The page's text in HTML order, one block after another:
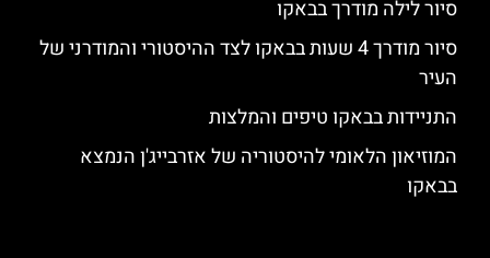
סיור לילה מודרך בבאקו
סיור מודרך 4 שעות בבאקו לצד ההיסטורי והמודרני של
העיר
התניידות בבאקו טיפים והמלצות
המוזיאון הלאומי להיסטוריה של אזרבייג'ן הנמצא
בבאקו